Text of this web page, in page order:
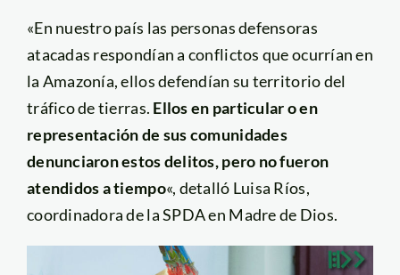
«En nuestro país las personas defensoras
atacadas respondían a conflictos que ocurrían en
la Amazonía, ellos defendían su territorio del
tráfico de tierras. Ellos en particular o en
representación de sus comunidades
denunciaron estos delitos, pero no fueron
atendidos a tiempo«, detalló Luisa Ríos,
coordinadora de la SPDA en Madre de Dios.